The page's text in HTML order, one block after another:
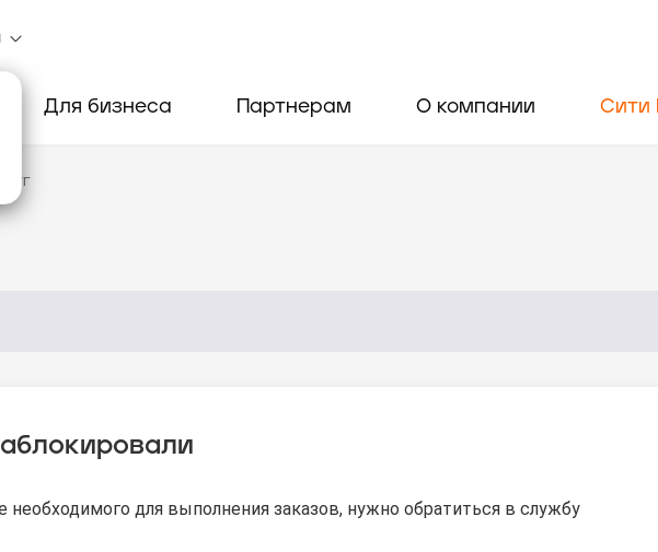
Для бизнеса Партнерам О компании Сити
необходимого для выполнения заказов, нужно обратиться в службу